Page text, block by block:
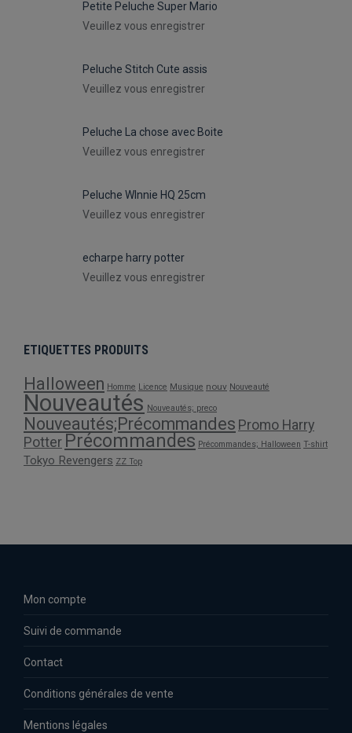
Petite Peluche Super Mario
Veuillez vous enregistrer
Peluche Stitch Cute assis
Veuillez vous enregistrer
Peluche La chose avec Boite
Veuillez vous enregistrer
Peluche WInnie HQ 25cm
Veuillez vous enregistrer
echarpe harry potter
Veuillez vous enregistrer
ETIQUETTES PRODUITS
Halloween Homme Licence Musique nouv Nouveauté
Nouveautés Nouveautés; preco
Nouveautés;Précommandes Promo Harry
Potter Précommandes Précommandes; Halloween T-shirt
Tokyo Revengers ZZ Top
Mon compte
Suivi de commande
Contact
Conditions générales de vente
Mentions légales